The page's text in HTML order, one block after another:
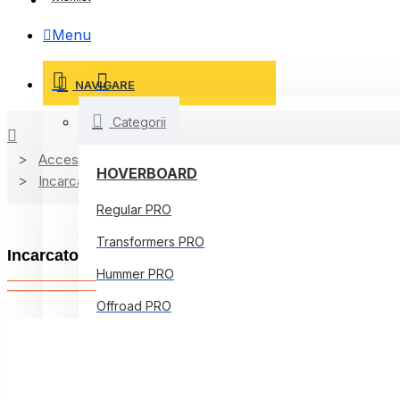
Menu
NAVIGARE
Categorii
HOVERBOARD
Regular PRO
Transformers PRO
Hummer PRO
Offroad PRO
Accesorii
Incarcatoare
Incarcator Standard Moped SB50